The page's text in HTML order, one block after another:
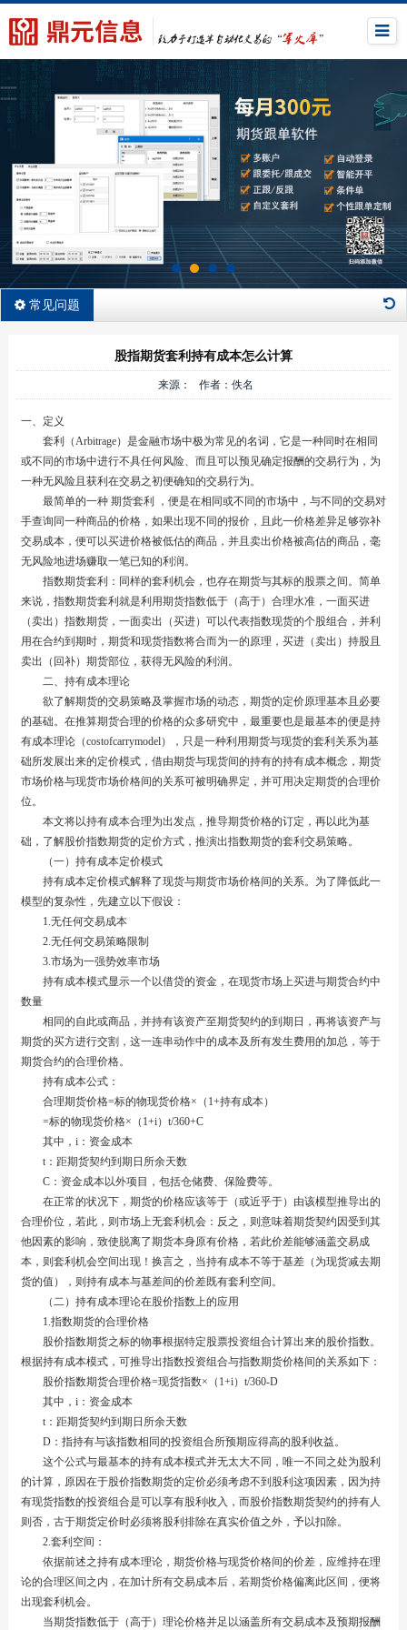
常见问题
股指期货套利持有成本怎么计算
来源： 作者：佚名
一、定义
套利（Arbitrage）是金融市场中极为常见的名词，它是一种同时在相同
或不同的市场中进行不具任何风险、而且可以预见确定报酬的交易行为，为
一种无风险且获利在交易之初便确知的交易行为。
最简单的一种 期货套利
，便是在相同或不同的市场中，与不同的交易对
手查询同一种商品的价格，如果出现不同的报价，且此一价格差异足够弥补
交易成本，便可以买进价格被低估的商品，并且卖出价格被高估的商品，毫
无风险地进场赚取一笔已知的利润。
指数期货套利：同样的套利机会，也存在期货与其标的股票之间。简单
来说，指数期货套利就是利用期货指数低于（高于）合理水准，一面买进
（卖出）指数期货，一面卖出（买进）可以代表指数现货的个股组合，并利
用在合约到期时，期货和现货指数将合而为一的原理，买进（卖出）持股且
卖出（回补）期货部位，获得无风险的利润。
二、持有成本理论
欲了解期货的交易策略及掌握市场的动态，期货的定价原理基本且必要
的基础。在推算期货合理的价格的众多研究中，最重要也是最基本的便是持
有成本理论（costofcarrymodel），只是一种利用期货与现货的套利关系为基
础所发展出来的定价模式，借由期货与现货间的持有的持有成本概念，期货
市场价格与现货市场价格间的关系可被明确界定，并可用决定期货的合理价
位。
本文将以持有成本合理为出发点，推导期货价格的订定，再以此为基
础，了解股价指数期货的定价方式，推演出指数期货的套利交易策略。
（一）持有成本定价模式
持有成本定价模式解释了现货与期货市场价格间的关系。为了降低此一
模型的复杂性，先建立以下假设：
1.无任何交易成本
2.无任何交易策略限制
3.市场为一强势效率市场
持有成本模式显示一个以借贷的资金，在现货市场上买进与期货合约中
数量
相同的自此或商品，并持有该资产至期货契约的到期日，再将该资产与
期货的买方进行交割，这一连串动作中的成本及所有发生费用的加总，等于
期货合约的合理价格。
持有成本公式：
合理期货价格=标的物现货价格×（1+持有成本）
=标的物现货价格×（1+i）t/360+C
其中，i：资金成本
t：距期货契约到期日所余天数
C：资金成本以外项目，包括仓储费、保险费等。
在正常的状况下，期货的价格应该等于（或近乎于）由该模型推导出的
合理价位，若此，则市场上无套利机会：反之，则意味着期货契约因受到其
他因素的影响，致使脱离了期货本身原有价格，若此价差能够涵盖交易成
本，则套利机会空间出现！换言之，当持有成本不等于基差（为现货减去期
货的值），则持有成本与基差间的价差既有套利空间。
（二）持有成本理论在股价指数上的应用
1.指数期货的合理价格
股价指数期货之标的物事根据特定股票投资组合计算出来的股价指数。
根据持有成本模式，可推导出指数投资组合与指数期货价格间的关系如下：
股价指数期货合理价格=现货指数×（1+i）t/360-D
其中，i：资金成本
t：距期货契约到期日所余天数
D：指持有与该指数相同的投资组合所预期应得高的股利收益。
这个公式与最基本的持有成本模式并无太大不同，唯一不同之处为股利
的计算，原因在于股价指数期货的定价必须考虑不到股利这项因素，因为持
有现货指数的投资组合是可以享有股利收入，而股价指数期货契约的持有人
则否，古于期货定价时必须将股利排除在真实价值之外，予以扣除。
2.套利空间：
依据前述之持有成本理论，期货价格与现货价格间的价差，应维持在理
论的合理区间之内，在加计所有交易成本后，若期货价格偏离此区间，便将
出现套利机会。
当期货指数低于（高于）理论价格并足以涵盖所有交易成本及预期报酬